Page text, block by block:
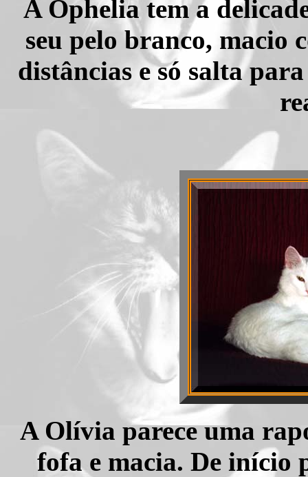
A Ophelia tem a
seu pelo branco, macio
distâncias e só salta
A Olívia parece uma
fofa e macia. De início